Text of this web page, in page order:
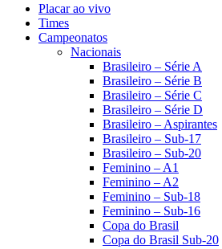
Placar ao vivo
Times
Campeonatos
Nacionais
Brasileiro – Série A
Brasileiro – Série B
Brasileiro – Série C
Brasileiro – Série D
Brasileiro – Aspirantes
Brasileiro – Sub-17
Brasileiro – Sub-20
Feminino – A1
Feminino – A2
Feminino – Sub-18
Feminino – Sub-16
Copa do Brasil
Copa do Brasil Sub-20